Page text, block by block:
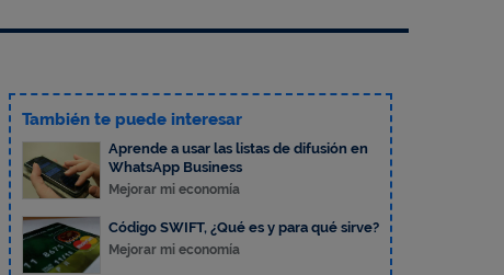
También te puede interesar
Aprende a usar las listas de difusión en
WhatsApp Business
Mejorar mi economía
Código SWIFT, ¿Qué es y para qué sirve?
Mejorar mi economía